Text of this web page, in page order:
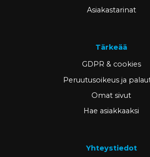
Asiakastarinat
Tärkeää
GDPR & cookies
Peruutusoikeus ja
Omat sivut
Hae asiakkaaksi
Yhteystiedot